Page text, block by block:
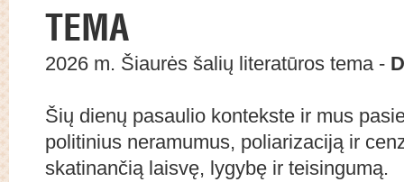
TEMA
2026 m. Šiaurės šalių literatūros tema -
Šių dienų pasaulio kontekste ir mus
politinius neramumus, poliarizaciją ir
skatinančią laisvę, lygybę ir teisingumą.